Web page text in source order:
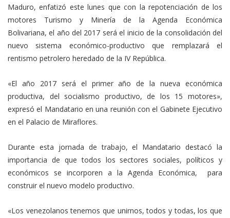
Maduro, enfatizó este lunes que con la repotenciación de los
motores Turismo y Minería de la Agenda Económica
Bolivariana, el año del 2017 será el inicio de la consolidación del
nuevo sistema económico-productivo que remplazará el
rentismo petrolero heredado de la IV República.
«El año 2017 será el primer año de la nueva económica
productiva, del socialismo productivo, de los 15 motores»,
expresó el Mandatario en una reunión con el Gabinete Ejecutivo
en el Palacio de Miraflores.
Durante esta jornada de trabajo, el Mandatario destacó la
importancia de que todos los sectores sociales, políticos y
económicos se incorporen a la Agenda Económica, para
construir el nuevo modelo productivo.
«Los venezolanos tenemos que unirnos, todos y todas, los que